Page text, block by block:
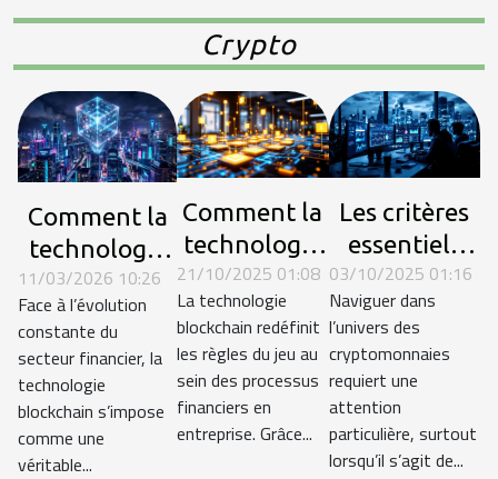
en bourse
dans les biens
immobiliers
Crypto
Comment la
technologie
blockchain
révolutionne-
t-elle le
secteur
financier ?
11/03/2026 10:26
Face à l’évolution
constante du
secteur financier, la
technologie
blockchain s’impose
comme une
véritable...
Comment la
technologie
blockchain
transforme-
t-elle les
processus
financiers en
entreprise ?
21/10/2025 01:08
La technologie
blockchain redéfinit
les règles du jeu au
sein des processus
financiers en
entreprise. Grâce...
Les critères
essentiels
pour choisir
une
plateforme
d'achat de
bitcoins
03/10/2025 01:16
Naviguer dans
l’univers des
cryptomonnaies
requiert une
attention
particulière, surtout
lorsqu’il s’agit de...